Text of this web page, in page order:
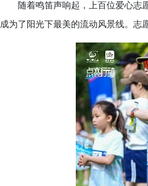
随着鸣笛声响起，上百位爱心志愿
成为了阳光下最美的流动风景线。志